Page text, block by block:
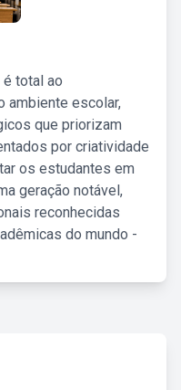
é total ao
ambiente escolar,
que priorizam
por criatividade
os estudantes em
geração notável,
reconhecidas
do mundo -